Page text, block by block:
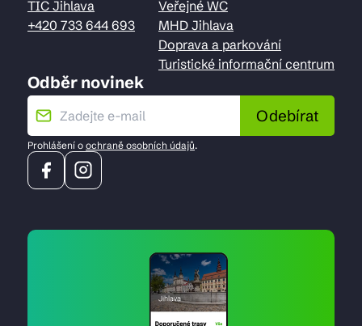
TIC Jihlava
+420 733 644 693
Veřejné WC
MHD Jihlava
Doprava a parkování
Turistické informační centrum
Odběr novinek
Odebírat
Prohlášení o ochraně osobních údajů.